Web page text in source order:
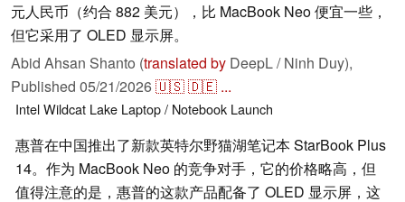
元人民币（约合 882 美元），比 MacBook Neo 便宜一些，
但它采用了 OLED 显示屏。
Abid Ahsan Shanto (translated by DeepL / Ninh Duy),
Published 05/21/2026🇺🇸🇩🇪 ...
IntelWildcat Lake Laptop / Notebook Launch
惠普在中国推出了新款英特尔野猫湖笔记本 StarBook Plus
14。作为 MacBook Neo 的竞争对手，它的价格略高，但
值得注意的是，惠普的这款产品配备了 OLED 显示屏，这